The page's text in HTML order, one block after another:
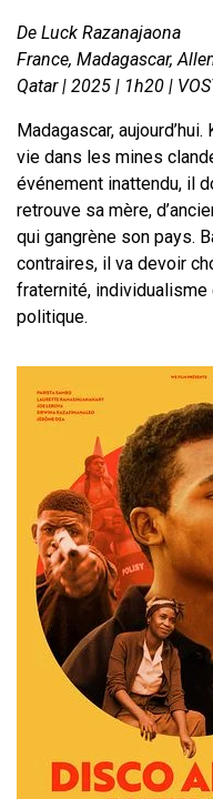
De Luck Razanajaona
France, Madagascar,
Qatar | 2025 | 1h20 |
Madagascar,
vie dans les mines
événement inattendu, il
retrouve sa mère,
qui gangrène son pays.
contraires, il va devoir
fraternité,
politique.